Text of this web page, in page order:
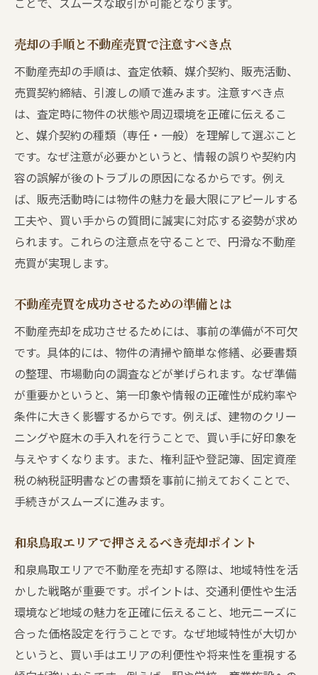
不動産売買で有利に進めるための手法とは
和泉鳥取の市況に合う売却方法を解説
エリア特性別にみる売却方法のポイント
希望に近づくための不動産売却戦略
不動産売買で希望価格に近づく戦略とは
売却戦略の立て方と不動産売買の実践法
条件に合わせた最適な売却アプローチ
不動産売買で成功するための工夫とコツ
希望を叶えるための売却戦略を考える
効率的な情報収集と戦略立案の重要性
阪南市の不動産売買で選べる主な売却手法
売却手法ごとのメリットとデメリットを比
較
不動産売買の手法で失敗しない選び方
売却手法の違いと阪南市での活用ポイント
ケース別に見る不動産売買の手法選択術
阪南市でおすすめの売却手法を考察
資産を守るための売却方法を徹底解説
不動産売買で資産を守るための方法とは
資産価値を高める不動産売買の実践術
売却後も安心できる方法を見極めるコツ
不動産売買で損をしないための注意事項
将来の資産形成につながる売却方法を考え
る
納得の売却へ導く和泉鳥取のポイント
売却の手順と不動産売買で注意すべき点
不動産売却の手順は、査定依頼、媒介契約、販売活動、
売買契約締結、引渡しの順で進みます。注意すべき点
は、査定時に物件の状態や周辺環境を正確に伝えるこ
と、媒介契約の種類（専任・一般）を理解して選ぶこと
です。なぜ注意が必要かというと、情報の誤りや契約内
容の誤解が後のトラブルの原因になるからです。例え
ば、販売活動時には物件の魅力を最大限にアピールする
工夫や、買い手からの質問に誠実に対応する姿勢が求め
られます。これらの注意点を守ることで、円滑な不動産
売買が実現します。
不動産売買を成功させるための準備とは
不動産売却を成功させるためには、事前の準備が不可欠
です。具体的には、物件の清掃や簡単な修繕、必要書類
の整理、市場動向の調査などが挙げられます。なぜ準備
が重要かというと、第一印象や情報の正確性が成約率や
条件に大きく影響するからです。例えば、建物のクリー
ニングや庭木の手入れを行うことで、買い手に好印象を
与えやすくなります。また、権利証や登記簿、固定資産
税の納税証明書などの書類を事前に揃えておくことで、
手続きがスムーズに進みます。
和泉鳥取エリアで押さえるべき売却ポイント
和泉鳥取エリアで不動産を売却する際は、地域特性を活
かした戦略が重要です。ポイントは、交通利便性や生活
環境など地域の魅力を正確に伝えること、地元ニーズに
合った価格設定を行うことです。なぜ地域特性が大切か
というと、買い手はエリアの利便性や将来性を重視する